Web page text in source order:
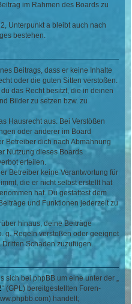
im Rahmen des Boards zu
Unterpunkt a bleibt auch nach
bestehen.
Beitrags, dass er keine Inhalte
oder die guten Sitten verstoßen.
das Recht besitzt, die in deinen
Bilder zu setzen bzw. zu
Hausrecht aus. Bei Verstößen
oder anderer im Board
Betreiber dich nach Abmahnung
Nutzung dieses Boards
erteilen.
Betreiber keine Verantwortung für
die er nicht selbst erstellt hat
hat. Du gestattest dem
und Funktionen jederzeit zu
hinaus, deine Beiträge
g. Regeln verstoßen oder geeignet
Schaden zuzufügen.
sich bei phpBB um eine unter der „
“ (GPL) bereitgestellten Foren-
handelt;